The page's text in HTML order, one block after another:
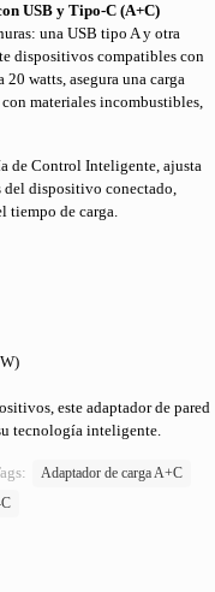
USB y Tipo-C (A+C)
una USB tipo A y otra
dispositivos compatibles con
watts, asegura una carga
materiales incombustibles,
de Control Inteligente, ajusta
del dispositivo conectado,
tiempo de carga.
este adaptador de pared
tecnología inteligente.
Adaptador de carga A+C